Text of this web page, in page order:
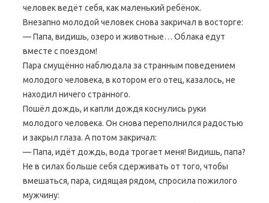
человек ведёт себя, как маленький ребёнок.
Внезапно молодой человек снова закричал в восторге:
— Папа, видишь, озеро и животные… Облака едут
вместе с поездом!
Пара смущённо наблюдала за странным поведением
молодого человека, в котором его отец, казалось, не
находил ничего странного.
Пошёл дождь, и капли дождя коснулись руки
молодого человека. Он снова переполнился радостью
и закрыл глаза. А потом закричал:
— Папа, идёт дождь, вода трогает меня! Видишь, папа?
Не в силах больше себя сдерживать от того, чтобы
вмешаться, пара, сидящая рядом, спросила пожилого
мужчину: